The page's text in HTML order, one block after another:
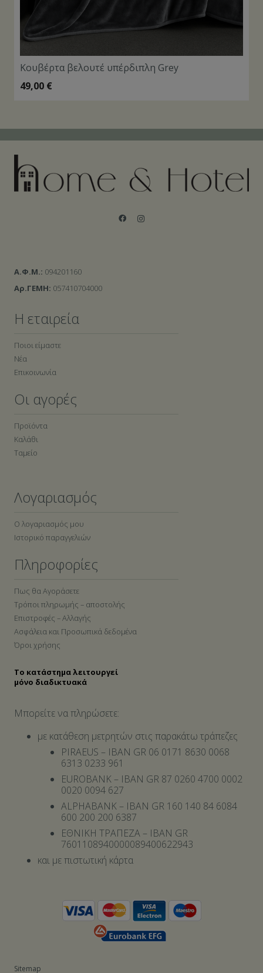
Κουβέρτα βελουτέ υπέρδιπλη Grey
49,00 €
Α.Φ.Μ.: 094201160
Αρ.ΓΕΜΗ: 057410704000
Η εταιρεία
Ποιοι είμαστε
Νέα
Επικοινωνία
Οι αγορές
Προϊόντα
Καλάθι
Ταμείο
Λογαριασμός
Ο λογαριασμός μου
Ιστορικό παραγγελιών
Πληροφορίες
Πως θα Αγοράσετε
Τρόποι πληρωμής – αποστολής
Επιστροφές – Αλλαγής
Ασφάλεια και Προσωπικά δεδομένα
Όροι χρήσης
Το κατάστημα λειτουργεί
μόνο διαδικτυακά
Μπορείτε να πληρώσετε:
με κατάθεση μετρητών στις παρακάτω τράπεζες
PIRAEUS – IBAN GR 06 0171 8630 0068
6313 0233 961
EUROBANK – IBAN GR 87 0260 4700 0002
0020 0094 627
ALPHABANK – IBAN GR 160 140 84 6084
600 200 200 6387
ΕΘΝΙΚΗ ΤΡΑΠΕΖΑ – IBAN GR
7601108940000089400622943
και με πιστωτική κάρτα
Sitemap